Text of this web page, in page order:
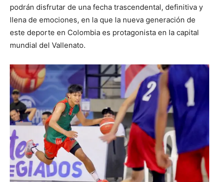
podrán disfrutar de una fecha trascendental, definitiva y
llena de emociones, en la que la nueva generación de
este deporte en Colombia es protagonista en la capital
mundial del Vallenato.